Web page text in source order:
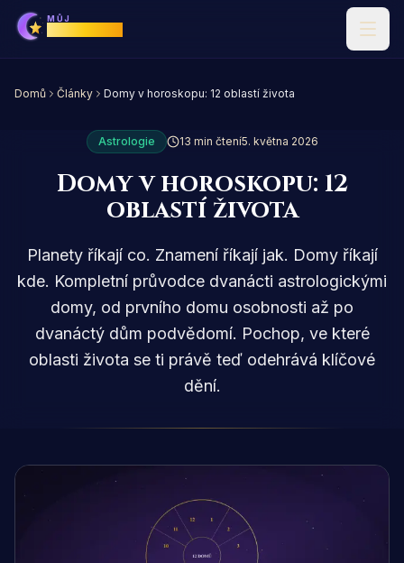
MŮJ
Domů Články Domy v horoskopu: 12 oblastí života
Astrologie 13 min čtení5. května 2026
Domy v horoskopu: 12
oblastí života
Planety říkají co. Znamení říkají jak. Domy říkají
kde. Kompletní průvodce dvanácti astrologickými
domy, od prvního domu osobnosti až po
dvanáctý dům podvědomí. Pochop, ve které
oblasti života se ti právě teď odehrává klíčové
dění.